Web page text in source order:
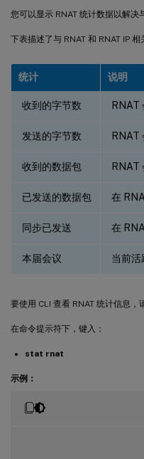
Done
An a
> add rnat RNAT-
> bind rnat RNAT
Done
> bind rnat RNAT
您可以显示 RNAT 统计数据以解决
下表描述了与 RNAT 和 RNAT IP 相
统计 说明
收到的字节数 RNAT
发送的字节数 RNAT
收到的数据包 RNAT
已发送的数据包 在
同步已发送 在
本届会议 当前活
要使用 CLI 查看 RNAT 统计信息，
在命令提示符下，键入：
stat rnat
示例：